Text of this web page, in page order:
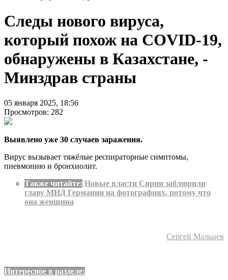
Следы нового вируса,
который похож на COVID-19,
обнаружены в Казахстане, -
Минздрав страны
05 января 2025, 18:56
Просмотров: 282
Выявлено уже 30 случаев заражения.
Вирус вызывает тяжёлые респираторные симптомы,
пневмонию и бронхиолит.
Также читайте: Новые власти Сирии заблюрили
главу МИД Германии на фотографиях, потому что
она женщина
Сергей Мальцев
Интересное в разделе: